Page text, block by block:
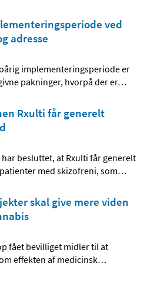
ved
adresse
implementeringsperiode er
pakninger, hvorpå der er…
Rxulti får generelt
besluttet, at Rxulti får generelt
med skizofreni, som…
skal give mere viden
fået bevilliget midler til at
effekten af medicinsk…